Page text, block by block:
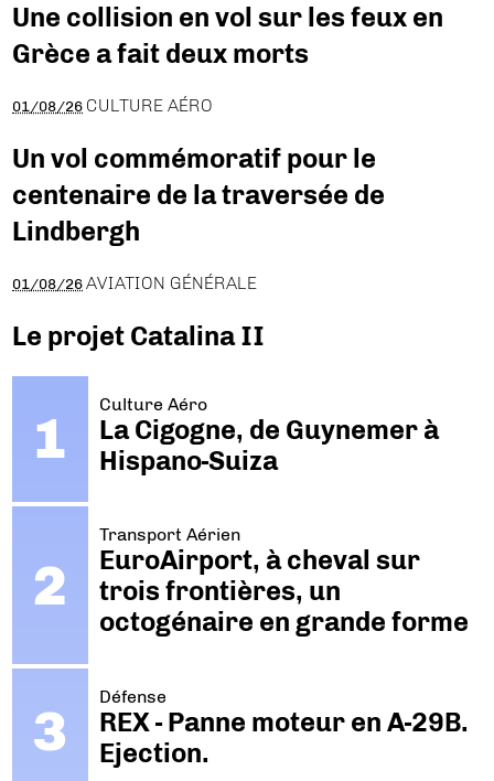
Une collision en vol sur les feux en
Grèce a fait deux morts
01/08/26 CULTURE AÉRO
Un vol commémoratif pour le
centenaire de la traversée de
Lindbergh
01/08/26 AVIATION GÉNÉRALE
Le projet Catalina II
Culture Aéro
La Cigogne, de Guynemer à
Hispano-Suiza
Transport Aérien
EuroAirport, à cheval sur
trois frontières, un
octogénaire en grande forme
Défense
REX - Panne moteur en A-29B.
Ejection.